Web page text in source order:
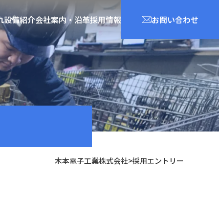
設備紹介会社案内・沿革採用情報 お問い合わせ
木本電子工業株式会社>採用エントリー